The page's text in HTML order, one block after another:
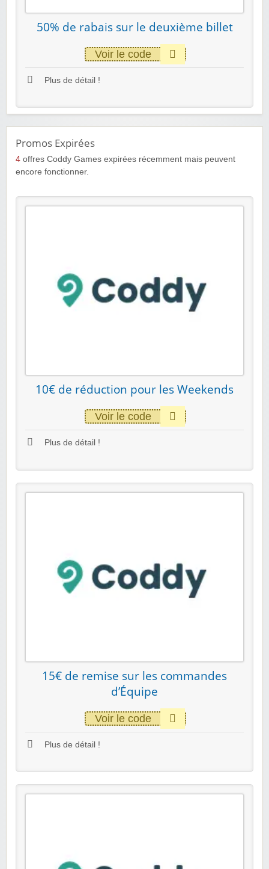
50% de rabais sur le deuxième billet
Voir le code
Plus de détail !
Promos Expirées
4 offres Coddy Games expirées récemment mais peuvent
encore fonctionner.
10€ de réduction pour les Weekends
Voir le code
Plus de détail !
15€ de remise sur les commandes
d’Équipe
Voir le code
Plus de détail !